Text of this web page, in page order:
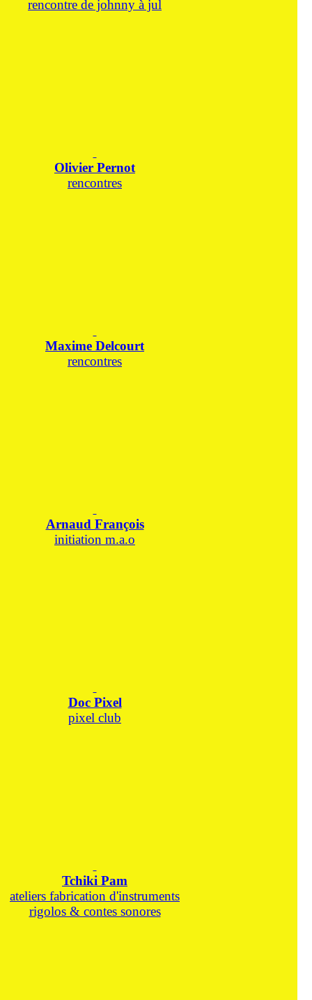
rencontre de johnny à jul
Olivier Pernot
rencontres
Maxime Delcourt
rencontres
Arnaud François
initiation m.a.o
Doc Pixel
pixel club
Tchiki Pam
ateliers fabrication d'instruments
rigolos & contes sonores